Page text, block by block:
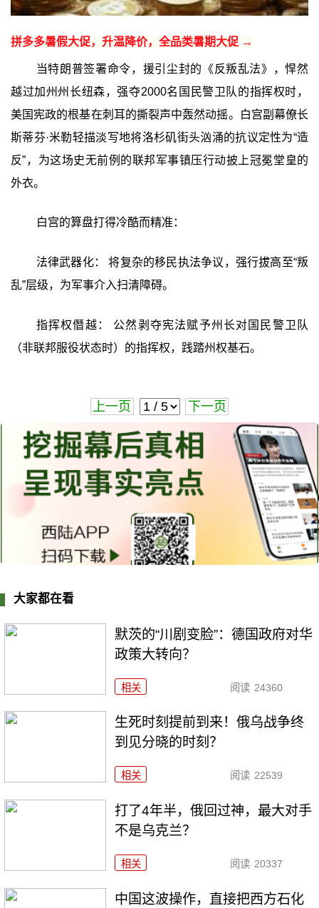
拼多多暑假大促，升温降价，全品类暑期大促 →
当特朗普签署命令，援引尘封的《反叛乱法》，悍然
越过加州州长纽森，强夺2000名国民警卫队的指挥权时，
美国宪政的根基在刺耳的撕裂声中轰然动摇。白宫副幕僚长
斯蒂芬·米勒轻描淡写地将洛杉矶街头汹涌的抗议定性为“造
反”，为这场史无前例的联邦军事镇压行动披上冠冕堂皇的
外衣。
白宫的算盘打得冷酷而精准：
法律武器化： 将复杂的移民执法争议，强行拔高至“叛
乱”层级，为军事介入扫清障碍。
指挥权僭越： 公然剥夺宪法赋予州长对国民警卫队
（非联邦服役状态时）的指挥权，践踏州权基石。
上一页 下一页
大家都在看
默茨的“川剧变脸”：德国政府对华
政策大转向？
相关 阅读 24360
生死时刻提前到来！俄乌战争终
到见分晓的时刻？
相关 阅读 22539
打了4年半，俄回过神，最大对手
不是乌克兰？
相关 阅读 20337
中国这波操作，直接把西方石化